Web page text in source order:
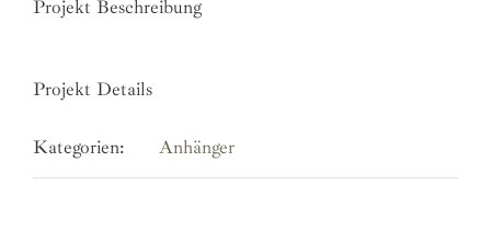
Projekt Beschreibung
Projekt Details
Kategorien: Anhänger